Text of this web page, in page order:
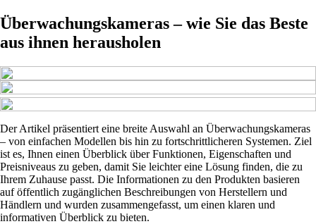
Überwachungskameras – wie Sie das Beste
aus ihnen herausholen
Der Artikel präsentiert eine breite Auswahl an Überwachungskameras
– von einfachen Modellen bis hin zu fortschrittlicheren Systemen. Ziel
ist es, Ihnen einen Überblick über Funktionen, Eigenschaften und
Preisniveaus zu geben, damit Sie leichter eine Lösung finden, die zu
Ihrem Zuhause passt. Die Informationen zu den Produkten basieren
auf öffentlich zugänglichen Beschreibungen von Herstellern und
Händlern und wurden zusammengefasst, um einen klaren und
informativen Überblick zu bieten.